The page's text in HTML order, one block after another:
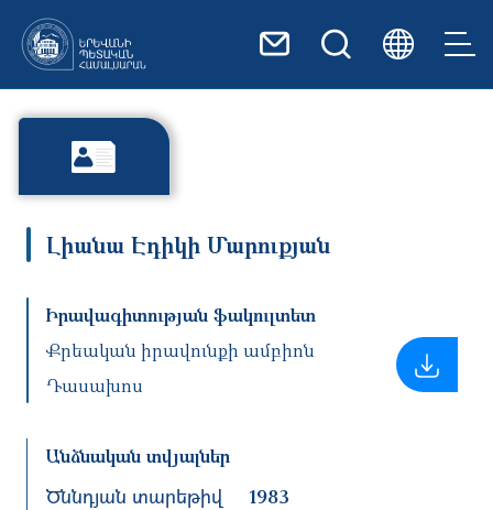
Լիանա Էդիկի Մարուքյան
Իրավագիտության ֆակուլտետ
Քրեական իրավունքի ամբիոն
Դասախոս
Անձնական տվյալներ
Ծննդյան տարեթիվ 1983